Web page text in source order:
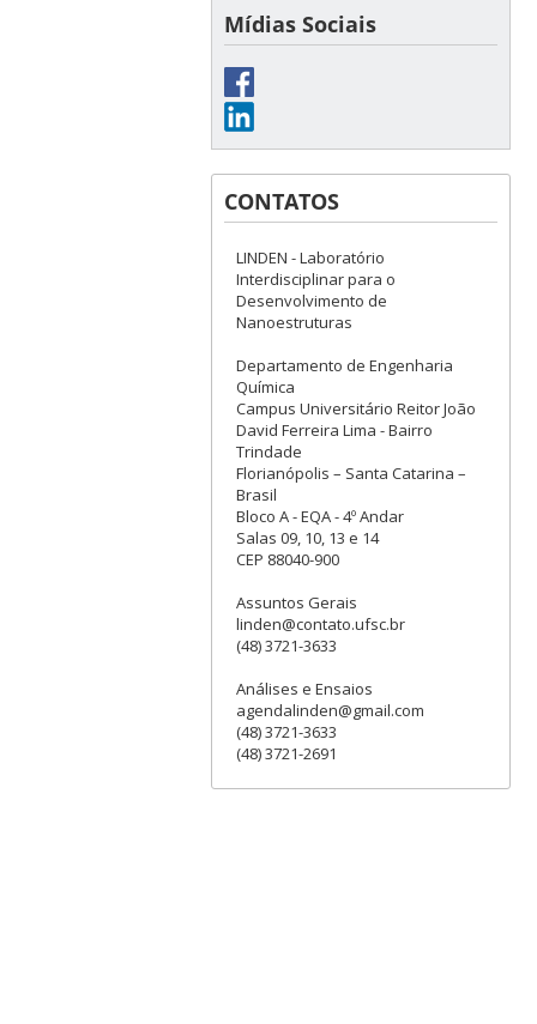
Mídias Sociais
CONTATOS
LINDEN - Laboratório
Interdisciplinar para o
Desenvolvimento de
Nanoestruturas
Departamento de Engenharia
Química
Campus Universitário Reitor João
David Ferreira Lima - Bairro
Trindade
Florianópolis – Santa Catarina –
Brasil
Bloco A - EQA - 4º Andar
Salas 09, 10, 13 e 14
CEP 88040-900
Assuntos Gerais
linden@contato.ufsc.br
(48) 3721-3633
Análises e Ensaios
agendalinden@gmail.com
(48) 3721-3633
(48) 3721-2691